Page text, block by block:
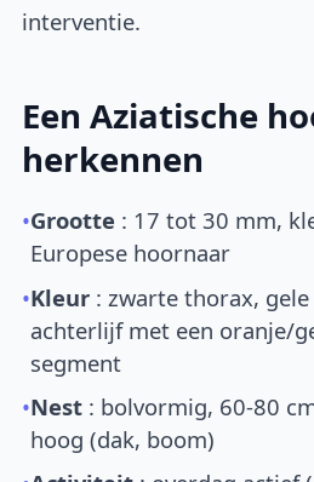
interventie.
Een Aziatische
herkennen
•Grootte : 17 tot 30 mm,
Europese hoornaar
•Kleur : zwarte thorax,
achterlijf met een oranje/
segment
•Nest : bolvormig, 60-80
hoog (dak, boom)